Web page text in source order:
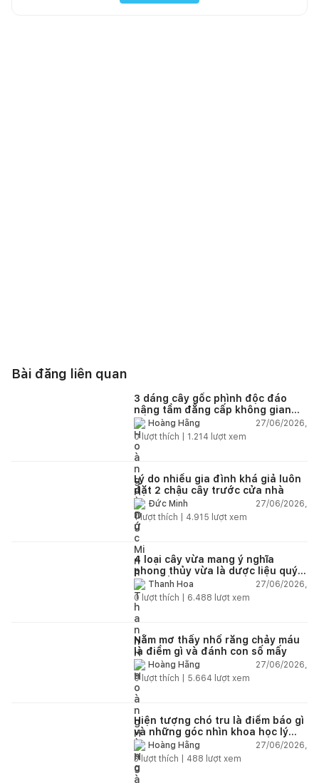
Bài đăng liên quan
3 dáng cây gốc phình độc đáo
nâng tầm đẳng cấp không gian
sốngHoàng Hằng
27/06/2026,
0lượt thích | 1.214 lượt xem
Lý do nhiều gia đình khá giả luôn
đặt 2 chậu cây trước cửa nhà
Đức Minh
27/06/2026,
1lượt thích | 4.915 lượt xem
4 loại cây vừa mang ý nghĩa
phong thủy vừa là dược liệu quý
nên trồng trong nhà
Thanh Hoa
27/06/2026,
0 lượt thích | 6.488 lượt xem
Nằm mơ thấy nhổ răng chảy máu
là điềm gì và đánh con số mấy
Hoàng Hằng
27/06/2026,
0lượt thích | 5.664 lượt xem
Hiện tượng chó tru là điềm báo gì
và những góc nhìn khoa học lý
giảiHoàng Hằng
27/06/2026,
3lượt thích | 488 lượt xem